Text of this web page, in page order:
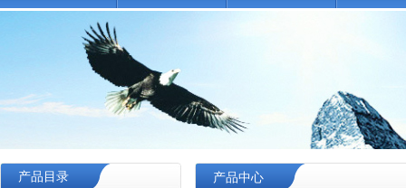
产品目录 产品中心